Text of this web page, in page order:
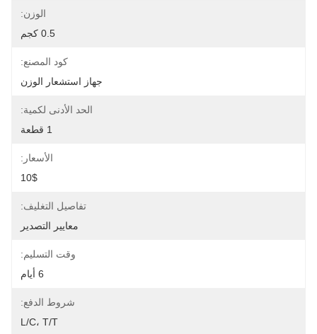
الوزن:
0.5 كجم
كود المصنع:
جهاز استشعار الوزن
الحد الأدنى لكمية:
1 قطعة
الأسعار:
10$
تفاصيل التغليف:
معايير التصدير
وقت التسليم:
6 أيام
شروط الدفع:
L/C، T/T